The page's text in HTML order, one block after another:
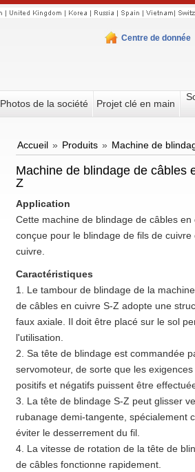
Centre de donnée
Photos de la société Projet clé en main
Accueil » Produits » Machine de
Machine de blindage de câbles
Z
Application
Cette machine de blindage de câbles en
conçue pour le blindage de fils de cuivre
cuivre.
Caractéristiques
1. Le tambour de blindage de la
de câbles en cuivre S-Z adopte une
faux axiale. Il doit être placé sur le sol
l'utilisation.
2. Sa tête de blindage est commandée
servomoteur, de sorte que les
positifs et négatifs puissent être
3. La tête de blindage S-Z peut glisser
rubanage demi-tangente, spécialement
éviter le desserrement du fil.
4. La vitesse de rotation de la tête de
de câbles fonctionne rapidement.